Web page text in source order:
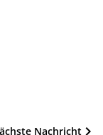
Nachricht